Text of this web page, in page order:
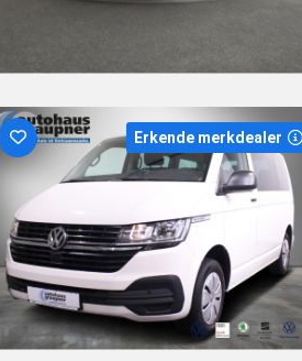
Erkende merkdealer